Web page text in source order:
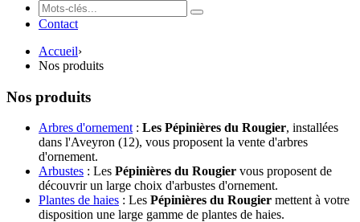
Contact
Accueil›
Nos produits
Nos produits
Arbres d'ornement: Les Pépinières du Rougier, installées
dans l'Aveyron (12), vous proposent la vente d'arbres
d'ornement.
Arbustes : Les Pépinières du Rougier vous proposent de
découvrir un large choix d'arbustes d'ornement.
Plantes de haies : Les Pépinières du Rougier mettent à votre
disposition une large gamme de plantes de haies.